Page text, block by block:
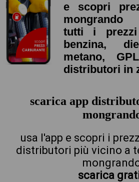
e scopri
mongrando
tutti i
benzina,
metano,
distributori in
scarica app
usa l'app e scopri i
distributori più vicino a
scarica